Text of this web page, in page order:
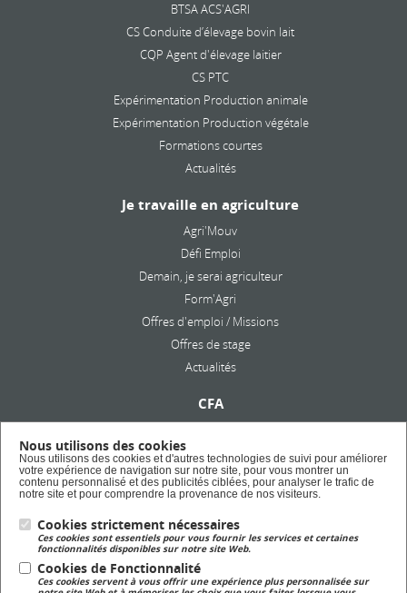
BTSA ACS'AGRI
CS Conduite d’élevage bovin lait
CQP Agent d'élevage laitier
CS PTC
Expérimentation Production animale
Expérimentation Production végétale
Formations courtes
Actualités
Je travaille en agriculture
Agri'Mouv
Défi Emploi
Demain, je serai agriculteur
Form'Agri
Offres d'emploi / Missions
Offres de stage
Actualités
CFA
Formation en alternance
Taxe d'apprentissage
Lycée Privé
Formation Scolaire
Formation Continue
Nous utilisons des cookies
Nous utilisons des cookies et d'autres technologies de suivi pour améliorer
votre expérience de navigation sur notre site, pour vous montrer un
contenu personnalisé et des publicités ciblées, pour analyser le trafic de
notre site et pour comprendre la provenance de nos visiteurs.
Cookies strictement nécessaires
Ces cookies sont essentiels pour vous fournir les services et certaines
fonctionnalités disponibles sur notre site Web.
Cookies de Fonctionnalité
Ces cookies servent à vous offrir une expérience plus personnalisée sur